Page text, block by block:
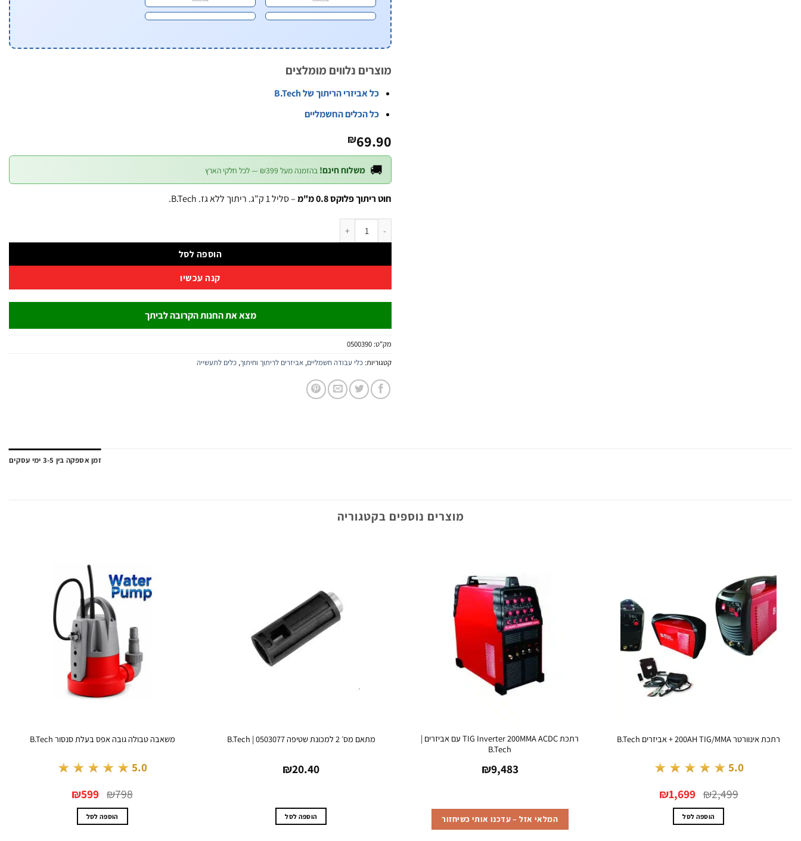
מוצרים נלווים מומלצים
כל אביזרי הריתוך של B.Tech
כל הכלים החשמליים
₪69.90
🚚 משלוח חינם! בהזמנה מעל ₪399 — לכל חלקי הארץ
חוט ריתוך פלוקס 0.8 מ"מ – סליל 1 ק"ג. ריתוך ללא גז. B.Tech.
כמות של חוט ריתוך פלוקס 0.8 מ"מ סליל 1 ק"ג 0500390 | B.Tech
הוספה לסל
קנה עכשיו
מצא את החנות הקרובה לביתך
מק"ט: 0500390
קטגוריות: כלי עבודה חשמליים, אביזרים לריתוך וחיתוך, כלים לתעשייה
זמן אספקה בין 3-5 ימי עסקים
מוצרים נוספים בקטגוריה
רתכת אינוורטר 200AH TIG/MMA + אביזרים B.Tech
★★★★★ 5.0
₪2,499 המקורי
היה:
₪2,499.
₪1,699
הוספה לסל
רתכת TIG Inverter 200MMA ACDC עם אביזרים |
B.Tech
₪9,483
המלאי אזל – עדכנו אותי כשיחזור
מתאם מס׳ 2 למכונת שטיפה 0503077 | B.Tech
₪20.40
הוספה לסל
משאבה טבולה גובה אפס בעלת סנסור B.Tech
★★★★★5.0
₪798 המקורי
היה:
₪798.
₪599 הנוכחי
הוא:
הוספה לסל